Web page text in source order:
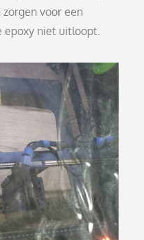
voor een
epoxy niet uitloopt.